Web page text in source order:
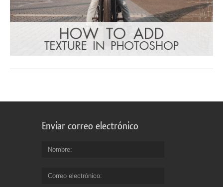
Enviar correo electrónico
Nombre
Correo electrónico